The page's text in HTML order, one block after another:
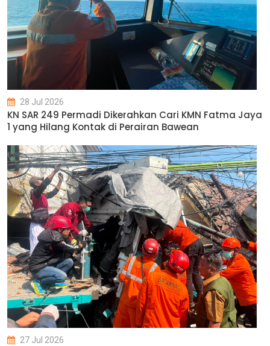
28 Jul 2026
KN SAR 249 Permadi Dikerahkan Cari KMN Fatma Jaya
1 yang Hilang Kontak di Perairan Bawean
27 Jul 2026